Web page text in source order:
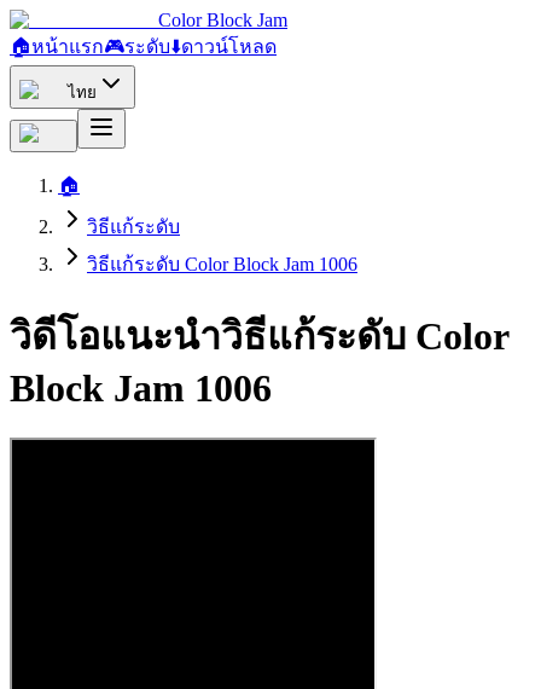
Color Block Jam
🏠หน้าแรก🎮ระดับ⬇️ดาวน์โหลด
ไทย
🏠
วิธีแก้ระดับ
วิธีแก้ระดับ Color Block Jam 1006
วิดีโอแนะนำวิธีแก้ระดับ Color
Block Jam 1006